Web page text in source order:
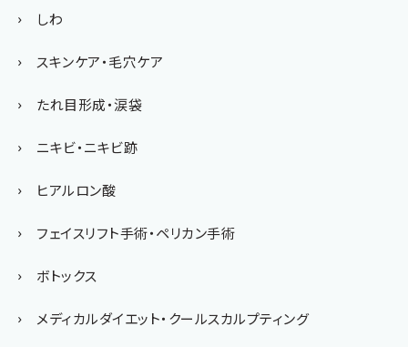
しわ
スキンケア・毛穴ケア
たれ目形成・涙袋
ニキビ・ニキビ跡
ヒアルロン酸
フェイスリフト手術・ペリカン手術
ボトックス
メディカルダイエット・クールスカルプティング